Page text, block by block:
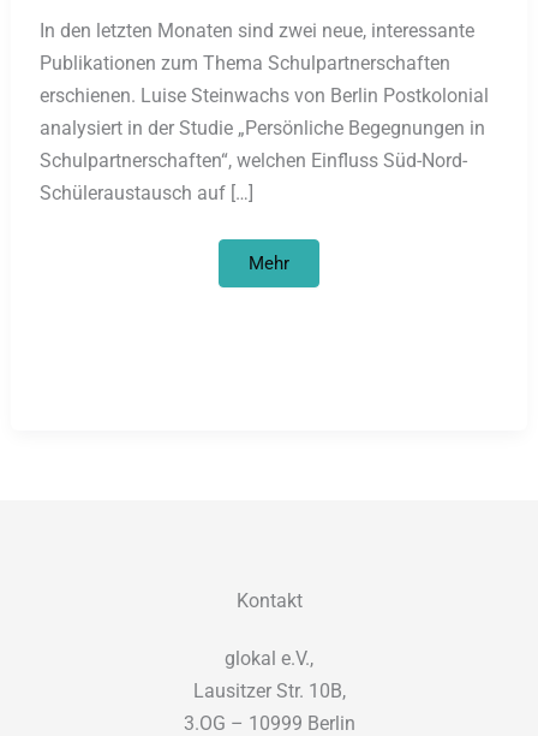
In den letzten Monaten sind zwei neue, interessante
Publikationen zum Thema Schulpartnerschaften
erschienen. Luise Steinwachs von Berlin Postkolonial
analysiert in der Studie „Persönliche Begegnungen in
Schulpartnerschaften“, welchen Einfluss Süd-Nord-
Schüleraustausch auf […]
Schulpartnerschaften
Mehr
Kontakt
glokal e.V.,
Lausitzer Str. 10B,
3.OG – 10999 Berlin